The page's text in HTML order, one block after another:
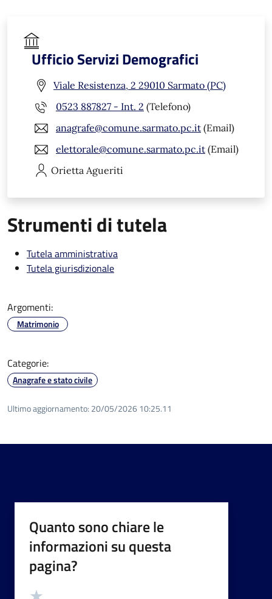
Ufficio Servizi Demografici
Viale Resistenza, 2 29010 Sarmato (PC)
0523 887827 - Int. 2 (Telefono)
anagrafe@comune.sarmato.pc.it (Email)
elettorale@comune.sarmato.pc.it (Email)
Orietta Agueriti
Strumenti di tutela
Tutela amministrativa
Tutela giurisdizionale
Argomenti:
Matrimonio
Categorie:
Anagrafe e stato civile
Ultimo aggiornamento: 20/05/2026 10:25.11
Quanto sono chiare le
informazioni su questa
pagina?
Valutazione